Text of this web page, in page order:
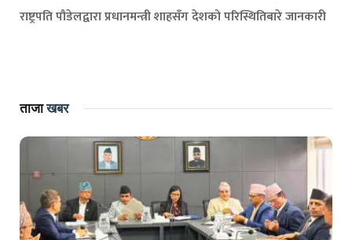
राष्ट्रपति पौडेलद्वारा प्रधानमन्त्री शाहसँग देशको परिस्थितिबारे जानकारी
ताजाखबर